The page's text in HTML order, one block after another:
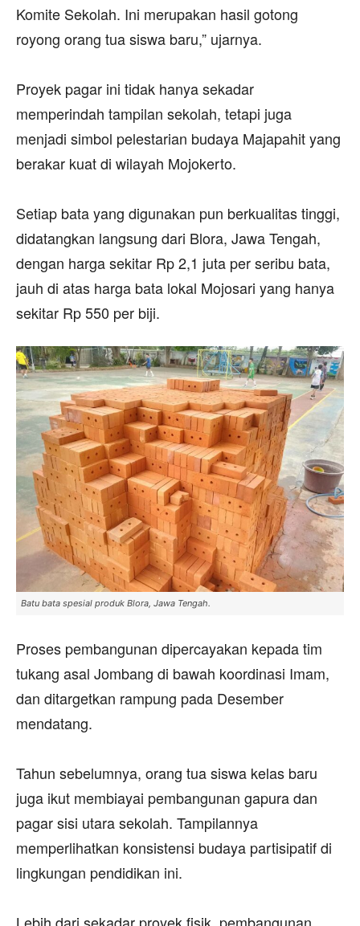
Komite Sekolah. Ini merupakan hasil gotong
royong orang tua siswa baru,” ujarnya.
‎Proyek pagar ini tidak hanya sekadar
memperindah tampilan sekolah, tetapi juga
menjadi simbol pelestarian budaya Majapahit yang
berakar kuat di wilayah Mojokerto.
‎Setiap bata yang digunakan pun berkualitas tinggi,
didatangkan langsung dari Blora, Jawa Tengah,
dengan harga sekitar Rp 2,1 juta per seribu bata,
jauh di atas harga bata lokal Mojosari yang hanya
sekitar Rp 550 per biji.
Batu bata spesial produk Blora, Jawa Tengah.
‎Proses pembangunan dipercayakan kepada tim
tukang asal Jombang di bawah koordinasi Imam,
dan ditargetkan rampung pada Desember
mendatang.
‎Tahun sebelumnya, orang tua siswa kelas baru
juga ikut membiayai pembangunan gapura dan
pagar sisi utara sekolah. Tampilannya
memperlihatkan konsistensi budaya partisipatif di
lingkungan pendidikan ini.